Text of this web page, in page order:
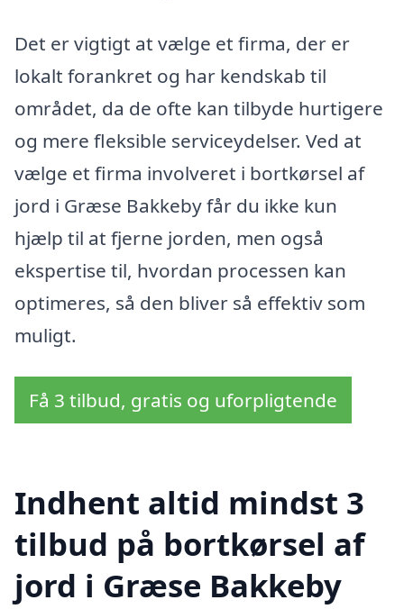
Det er vigtigt at vælge et firma, der er
lokalt forankret og har kendskab til
området, da de ofte kan tilbyde hurtigere
og mere fleksible serviceydelser. Ved at
vælge et firma involveret i bortkørsel af
jord i Græse Bakkeby får du ikke kun
hjælp til at fjerne jorden, men også
ekspertise til, hvordan processen kan
optimeres, så den bliver så effektiv som
muligt.
Få 3 tilbud, gratis og uforpligtende
Indhent altid mindst 3
tilbud på bortkørsel af
jord i Græse Bakkeby